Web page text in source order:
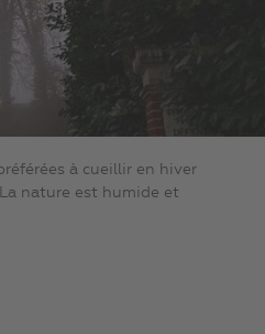
à cueillir en hiver
nature est humide et